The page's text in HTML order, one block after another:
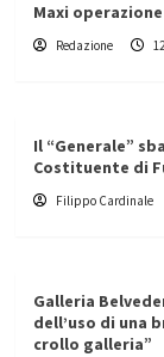
Maxi
Redazione
Il “Generale”
Costituente di
Filippo Cardinale
Galleria
dell’uso di una
crollo galleria”